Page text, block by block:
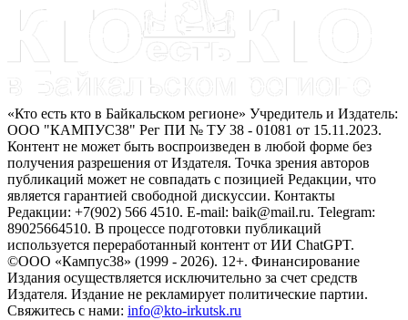
«Кто есть кто в Байкальском регионе» Учредитель и Издатель:
ООО "КАМПУС38" Рег ПИ № ТУ 38 - 01081 от 15.11.2023.
Контент не может быть воспроизведен в любой форме без
получения разрешения от Издателя. Точка зрения авторов
публикаций может не совпадать с позицией Редакции, что
является гарантией свободной дискуссии. Контакты
Редакции: +7(902) 566 4510. E-mail: baik@mail.ru. Telegram:
89025664510. В процессе подготовки публикаций
используется переработанный контент от ИИ ChatGPT.
©ООО «Кампус38» (1999 - 2026). 12+. Финансирование
Издания осуществляется исключительно за счет средств
Издателя. Издание не рекламирует политические партии.
Свяжитесь с нами: info@kto-irkutsk.ru